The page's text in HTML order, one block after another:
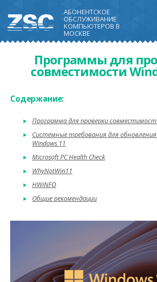
АБОНЕНТСКОЕ
ОБСЛУЖИВАНИЕ
КОМПЬЮТЕРОВ В
МОСКВЕ
Программы для
совместимости
Содержание:
Программа для проверки
Системные требования для
Windows 11
Microsoft PC Health Check
WhyNotWin11
HWiNFO
Общие рекомендации